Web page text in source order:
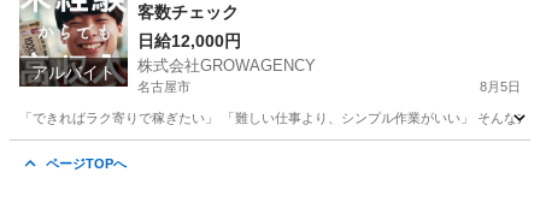
アルバイト
客数チェック
日給12,000円
株式会社GROWAGENCY
名古屋市 8月5日
「できればラク寄りで稼ぎたい」 「難しい仕事より、シンプル作業がいい」 そんな
ページTOPへ